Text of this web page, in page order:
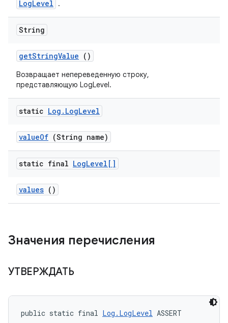
LogLevel .
String
getStringValue ()
Возвращает непереведенную строку,
представляющую LogLevel.
static Log . LogLevel
valueOf (String name)
static final LogLevel[]
values ()
Значения перечисления
УТВЕРЖДАТЬ
public static final Log.LogLevel ASSERT